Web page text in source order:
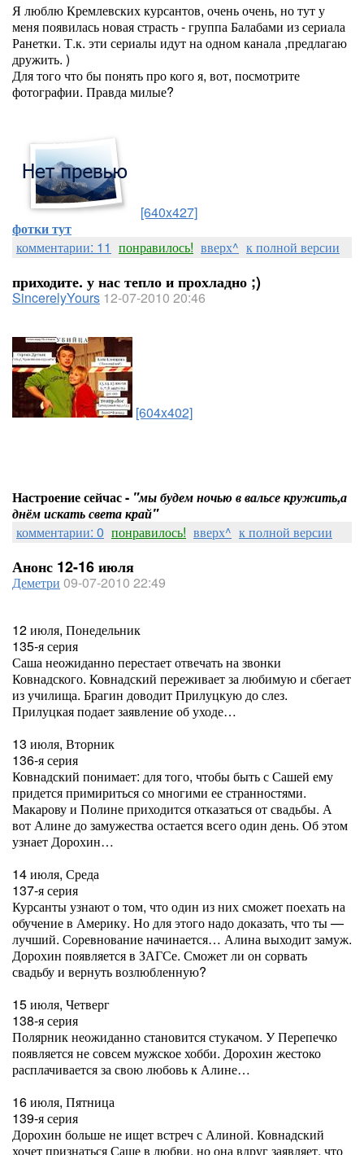
Я люблю Кремлевских курсантов, очень очень, но тут у
меня появилась новая страсть - группа Балабами из сериала
Ранетки. Т.к. эти сериалы идут на одном канала ,предлагаю
дружить. )
Для того что бы понять про кого я, вот, посмотрите
фотографии. Правда милые?
[640x427]
фотки тут
комментарии: 11 понравилось! вверх^ к полной версии
приходите. у нас тепло и прохладно ;)
SincerelyYours 12-07-2010 20:46
[604x402]
Настроение сейчас - "мы будем ночью в вальсе кружить,а
днём искать света край"
комментарии: 0 понравилось! вверх^ к полной версии
Анонс 12-16 июля
Деметри 09-07-2010 22:49
12 июля, Понедельник
135-я серия
Саша неожиданно перестает отвечать на звонки
Ковнадского. Ковнадский переживает за любимую и сбегает
из училища. Брагин доводит Прилуцкую до слез.
Прилуцкая подает заявление об уходе…
13 июля, Вторник
136-я серия
Ковнадский понимает: для того, чтобы быть с Сашей ему
придется примириться со многими ее странностями.
Макарову и Полине приходится отказаться от свадьбы. А
вот Алине до замужества остается всего один день. Об этом
узнает Дорохин…
14 июля, Среда
137-я серия
Курсанты узнают о том, что один из них сможет поехать на
обучение в Америку. Но для этого надо доказать, что ты —
лучший. Соревнование начинается… Алина выходит замуж.
Дорохин появляется в ЗАГСе. Сможет ли он сорвать
свадьбу и вернуть возлюбленную?
15 июля, Четверг
138-я серия
Полярник неожиданно становится стукачом. У Перепечко
появляется не совсем мужское хобби. Дорохин жестоко
расплачивается за свою любовь к Алине…
16 июля, Пятница
139-я серия
Дорохин больше не ищет встреч с Алиной. Ковнадский
хочет признаться Саше в любви, но она вдруг заявляет, что